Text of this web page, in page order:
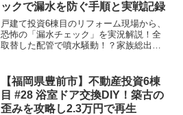
ックで漏水を防ぐ手順と実戦記録
戸建て投資6棟目のリフォーム現場から、
恐怖の「漏水チェック」を実況解説！全
取替した配管で噴水騒動！？家族総出で
るべき水回りリスクと対策を詳しく紹介
します。
【福岡県豊前市】不動産投資6棟
目 #28 浴室ドア交換DIY！築古の
歪みを攻略し2.3万円で再生